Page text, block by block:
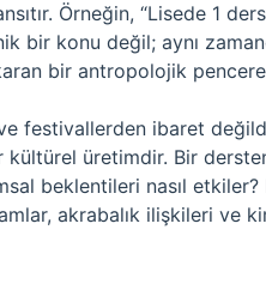
Örneğin, “Lisede 1
bir konu değil; aynı
bir antropolojik
festivallerden ibaret
üretimdir. Bir
beklentileri nasıl
akrabalık ilişkileri ve